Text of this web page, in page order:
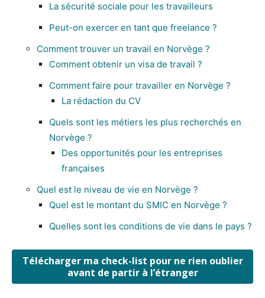
La sécurité sociale pour les travailleurs
Peut-on exercer en tant que freelance ?
Comment trouver un travail en Norvège ?
Comment obtenir un visa de travail ?
Comment faire pour travailler en Norvège ?
La rédaction du CV
Quels sont les métiers les plus recherchés en
Norvège ?
Des opportunités pour les entreprises
françaises
Quel est le niveau de vie en Norvège ?
Quel est le montant du SMIC en Norvège ?
Quelles sont les conditions de vie dans le pays ?
Télécharger ma check-list pour ne rien oublier
avant de partir à l’étranger